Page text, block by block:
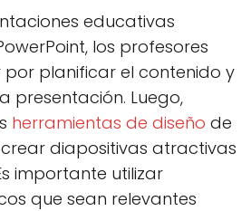
educativas
los profesores
planificar el contenido y
presentación. Luego,
herramientas de diseño de
diapositivas atractivas
importante utilizar
que sean relevantes